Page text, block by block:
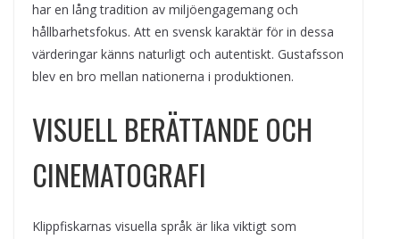
har en lång tradition av miljöengagemang och
hållbarhetsfokus. Att en svensk karaktär för in dessa
värderingar känns naturligt och autentiskt. Gustafsson
blev en bro mellan nationerna i produktionen.
VISUELL BERÄTTANDE OCH
CINEMATOGRAFI
Klippfiskarnas visuella språk är lika viktigt som